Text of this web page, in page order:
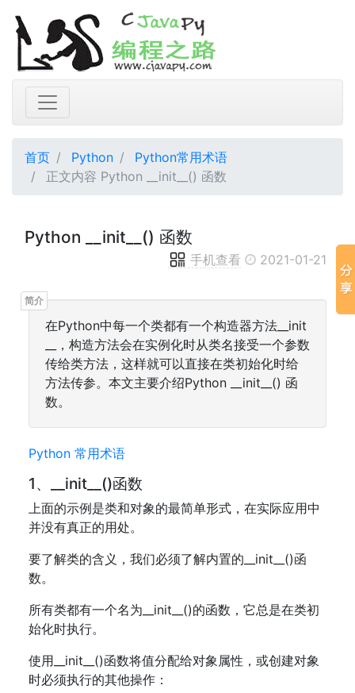
首页 Python
Python常用术语
正文内容 Python __init__() 函数
Python __init__() 函数
手机查看 2021-01-21
在Python中每一个类都有一个构造器方法__init
__，构造方法会在实例化时从类名接受一个参数
传给类方法，这样就可以直接在类初始化时给
方法传参。本文主要介绍Python __init__() 函
数。
Python 常用术语
1、__init__()函数
上面的示例是类和对象的最简单形式，在实际应用中
并没有真正的用处。
要了解类的含义，我们必须了解内置的__init__()函
数。
所有类都有一个名为__init__()的函数，它总是在类初
始化时执行。
使用__init__()函数将值分配给对象属性，或创建对象
时必须执行的其他操作：